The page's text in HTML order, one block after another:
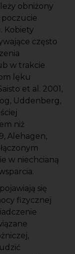
obniżony
poczucie
Kobiety
często
w trakcie
lęku
et al. 2001,
Uddenberg,
niż
Alehagen,
w niechcianą
się
fizycznej